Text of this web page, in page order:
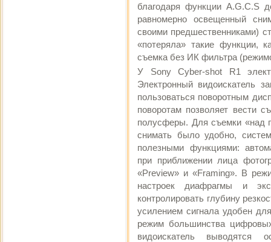
благодаря функции A.G.C.S
равномерно освещенный
своими предшественниками)
«потеряла» такие функции,
съемка без ИК фильтра
У Sony Cyber-shot R1
Электронный видоискатель
пользоваться поворотным
поворотам позволяет вести
полусферы. Для съемки «над
снимать было удобно,
полезными функциями:
при приближении лица
«Preview» и «Framing». В
настроек диафрагмы и
контролировать глубину
усилением сигнала удобен
режим большинства
видоискатель выводятся